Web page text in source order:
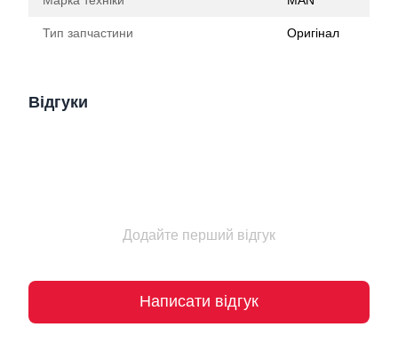
Тип запчастини Оригінал
Відгуки
Додайте перший відгук
Написати відгук